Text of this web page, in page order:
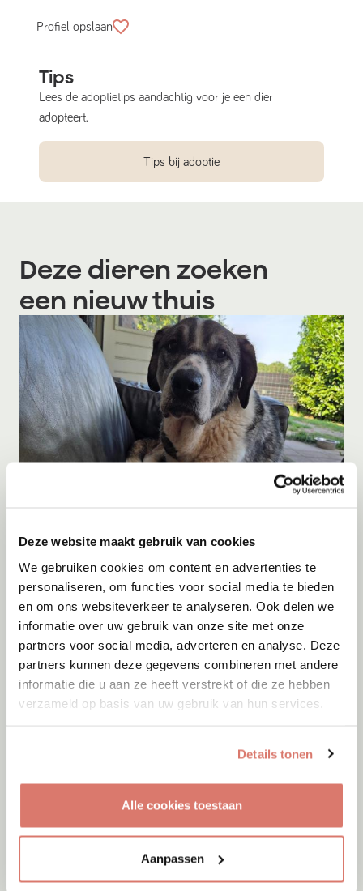
Deze website maakt gebruik van cookies
We gebruiken cookies om content en advertenties te
personaliseren, om functies voor social media te bieden
en om ons websiteverkeer te analyseren. Ook delen we
informatie over uw gebruik van onze site met onze
partners voor social media, adverteren en analyse. Deze
partners kunnen deze gegevens combineren met andere
informatie die u aan ze heeft verstrekt of die ze hebben
verzameld op basis van uw gebruik van hun services.
Details tonen
Alle cookies toestaan
Aanpassen
Profiel opslaan
Tips
Lees de adoptietips aandachtig voor je een dier
adopteert.
Tips bij adoptie
Deze dieren zoeken
een nieuw thuis
Adoptie07-08-2026
Blue
Terschuur
Amigo